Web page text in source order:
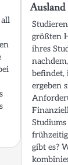
Ausland
größten
ihres
befindet,
ergeben
gibt es?